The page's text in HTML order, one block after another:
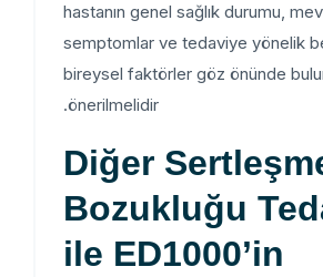
hastanın genel sağlık
semptomlar ve tedaviye
bireysel faktörler göz
önerilmelidir.
Diğer
Bozukluğu
ile ED1000’in